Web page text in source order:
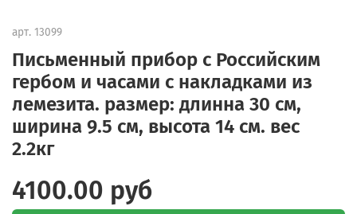
арт. 13099
Письменный прибор с Российским
гербом и часами с накладками из
лемезита. размер: длинна 30 см,
ширина 9.5 см, высота 14 см. вес
2.2кг
4100.00 руб